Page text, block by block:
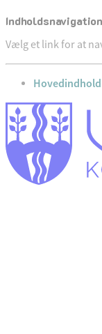
Indholdsnavigation
Vælg et link for at
gå til
Hovedindhold